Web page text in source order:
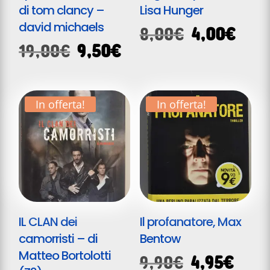
di tom clancy –
david michaels
19,00€ Il
originale
era:
19,00€.
9,50€Il
attuale
è:
9,50€.
Lisa Hunger
8,00€ Il
era:
8,00€.
4,00€Il
è:
In offerta!
IL CLAN dei
camorristi – di
Matteo Bortolotti
In offerta!
Il profanatore, Max
Bentow
9,90€ Il
4,95€Il